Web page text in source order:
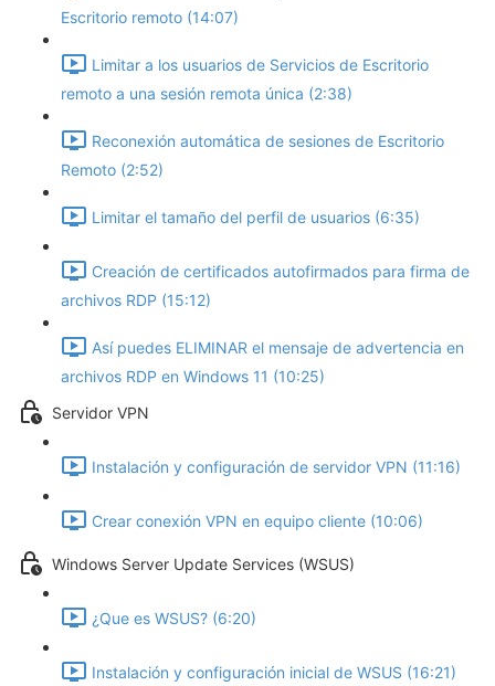
Escritorio remoto (14:07)
Limitar a los usuarios de Servicios de Escritorio
remoto a una sesión remota única (2:38)
Reconexión automática de sesiones de Escritorio
Remoto (2:52)
Limitar el tamaño del perfil de usuarios (6:35)
Creación de certificados autofirmados para firma de
archivos RDP (15:12)
Así puedes ELIMINAR el mensaje de advertencia en
archivos RDP en Windows 11 (10:25)
Servidor VPN
Instalación y configuración de servidor VPN (11:16)
Crear conexión VPN en equipo cliente (10:06)
Windows Server Update Services (WSUS)
¿Que es WSUS? (6:20)
Instalación y configuración inicial de WSUS (16:21)